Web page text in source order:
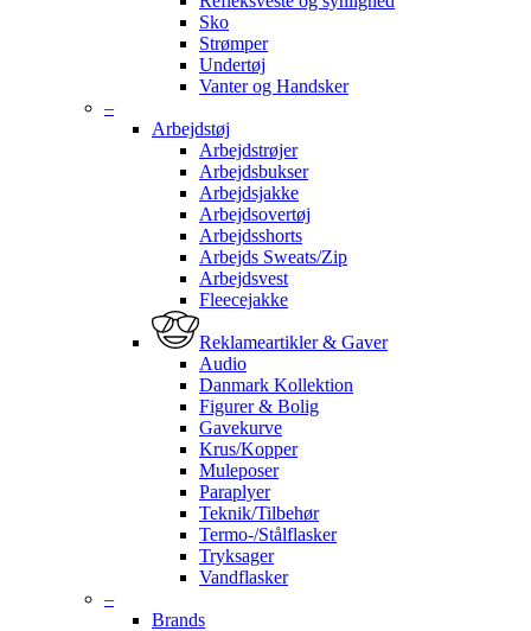
Sko
Strømper
Undertøj
Vanter og Handsker
–
Arbejdstøj
Arbejdstrøjer
Arbejdsbukser
Arbejdsjakke
Arbejdsovertøj
Arbejdsshorts
Arbejds Sweats/Zip
Arbejdsvest
Fleecejakke
Reklameartikler & Gaver
Audio
Danmark Kollektion
Figurer & Bolig
Gavekurve
Krus/Kopper
Muleposer
Paraplyer
Teknik/Tilbehør
Termo-/Stålflasker
Tryksager
Vandflasker
–
Brands